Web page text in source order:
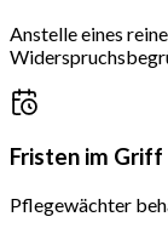
Anstelle eines
Fristen im Griff
Pflegewächter